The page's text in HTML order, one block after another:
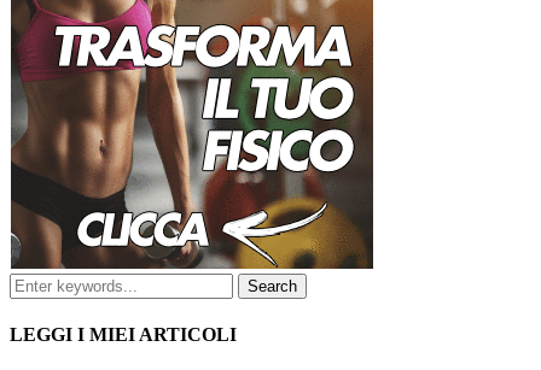
LEGGI I MIEI ARTICOLI